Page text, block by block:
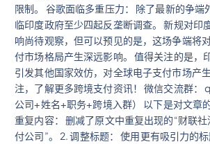
限制。 谷歌面临多重压力： 除了最新的争端
临印度政府至少四起反垄断调查。 新规对印
响尚待观察，但可以预见的是，这场争端将
付市场格局产生深远影响。 值得关注的是，
引发其他国家效仿，对全球电子支付市场产
注，了解更多跨境支付资讯！ 微信交流群：
公司+姓名+职务+跨境入群） 以下是对文章
重复内容： 删减了原文中重复出现的“财联社
付公司”。 2. 调整标题： 使用更有吸引力的